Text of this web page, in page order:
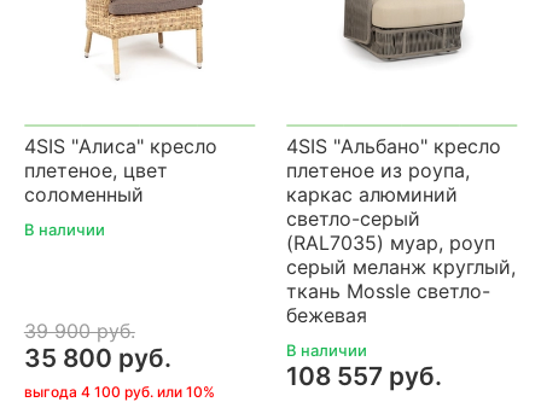
4SIS "Алиса" кресло
плетеное, цвет
соломенный
В наличии
39 900 руб.
35 800 руб.
выгода 4 100 руб. или 10%
4SIS "Альбано" кресло
плетеное из роупа,
каркас алюминий
светло-серый
(RAL7035) муар, роуп
серый меланж круглый,
ткань Mossle светло-
бежевая
В наличии
108 557 руб.